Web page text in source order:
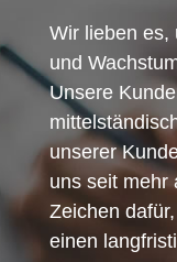
Wir lieben es,
und
Unsere
unserer
uns seit mehr
Zeichen
einen